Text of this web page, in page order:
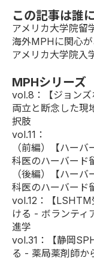
この記事は誰
アメリカ大学院留
海外MPHに関心
アメリカ大学院入
MPHシリーズ
vol.8 ：【ジョン
両立と断念した現
択肢
vol.11：
（前編）
【ハー
科医のハーバード
（後編）
【ハー
科医のハーバード
vol.12 ：【
ける - ボランティ
進学
vol.31 ：【静岡
る - 薬局薬剤師か